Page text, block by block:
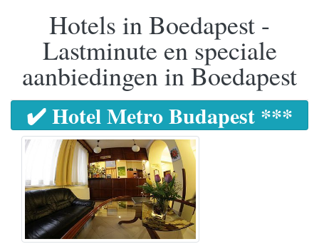
Hotels in Boedapest -
Lastminute en speciale
aanbiedingen in Boedapest
✔️ Hotel Metro Budapest ***